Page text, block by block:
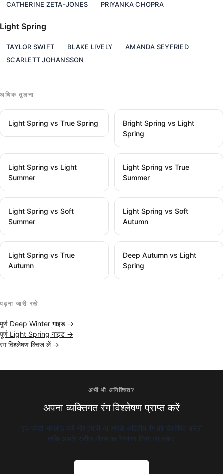
CATHERINE ZETA-JONES
PRIYANKA CHOPRA
Light Spring
TAYLOR SWIFT BLAKE LIVELY
AMANDA SEYFRIED
SCARLETT JOHANSSON
अधिक तुलना
Light Spring vs True Spring
Bright Spring vs Light
Spring
Light Spring vs Light
Summer
Light Spring vs True
Summer
Light Spring vs Soft
Summer
Light Spring vs Soft
Autumn
Light Spring vs True
Autumn
Deep Autumn vs Light
Spring
पढ़ना जारी रखें
पूर्ण Deep Winter गाइड →
पूर्ण Light Spring गाइड →
रंग विश्लेषण क्विज लें →
अभी भी अनिश्चित?
अपना व्यक्तिगत रंग विश्लेषण प्राप्त करें
एक फोटो अपलोड करें और हमारी AI आपके अद्वितीय रंग को विश्लेषित करेगी
ताकि आपके सटीक मौसम का निर्धारण किया जा सके।